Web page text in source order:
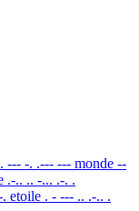
--- -. .--- --- monde --
.-.. .. -... .-. .
etoile . - --- .. .-.. .